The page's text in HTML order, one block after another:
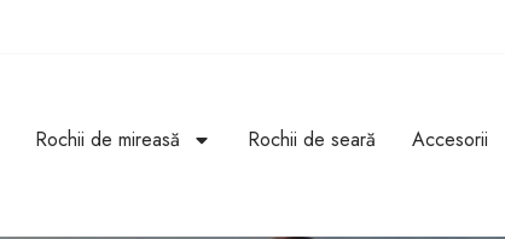
Rochii de mireasă Rochii de seară Accesorii